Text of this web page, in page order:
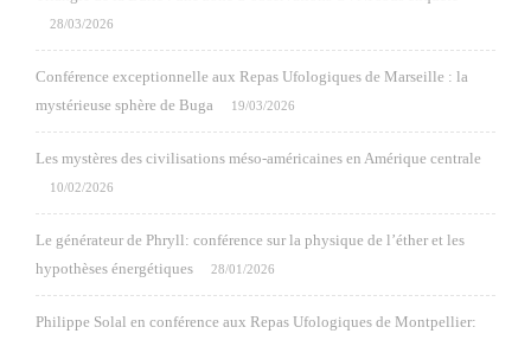
28/03/2026
Conférence exceptionnelle aux Repas Ufologiques de Marseille : la
mystérieuse sphère de Buga
19/03/2026
Les mystères des civilisations méso-américaines en Amérique centrale
10/02/2026
Le générateur de Phryll: conférence sur la physique de l’éther et les
hypothèses énergétiques
28/01/2026
Philippe Solal en conférence aux Repas Ufologiques de Montpellier: